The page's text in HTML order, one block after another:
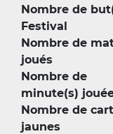
Nombre de
Festival
Nombre de
joués
Nombre de
minute(s)
Nombre de
jaunes